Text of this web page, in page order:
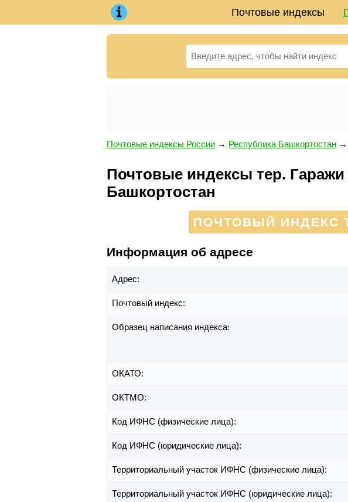
Почтовые индексы
Почтовые индексы России → Республика Башкортостан →
Почтовые индексы тер.
Башкортостан
ПОЧТОВЫЙ ИНДЕКС
Информация об адресе
Адрес:
Почтовый индекс:
Образец написания индекса:
ОКАТО:
ОКТМО:
Код ИФНС (физические лица):
Код ИФНС (юридические лица):
Территориальный участок ИФНС (физические лица):
Территориальный участок ИФНС (юридические лица):